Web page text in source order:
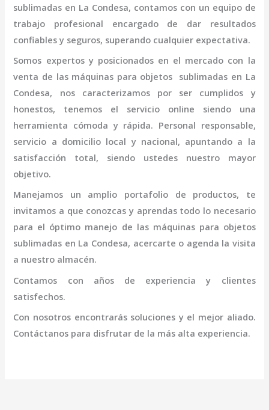
sublimadas en La Condesa, contamos con un equipo de
trabajo profesional encargado de dar resultados
confiables y seguros, superando cualquier expectativa.
Somos expertos y posicionados en el mercado con la
venta de las máquinas para objetos sublimadas en La
Condesa, nos caracterizamos por ser cumplidos y
honestos, tenemos el servicio online siendo una
herramienta cómoda y rápida. Personal responsable,
servicio a domicilio local y nacional, apuntando a la
satisfacción total, siendo ustedes nuestro mayor
objetivo.
Manejamos un amplio portafolio de productos, te
invitamos a que conozcas y aprendas todo lo necesario
para el óptimo manejo de las máquinas para objetos
sublimadas en La Condesa, acercarte o agenda la visita
a nuestro almacén.
Contamos con años de experiencia y clientes
satisfechos.
Con nosotros encontrarás soluciones y el mejor aliado.
Contáctanos para disfrutar de la más alta experiencia.